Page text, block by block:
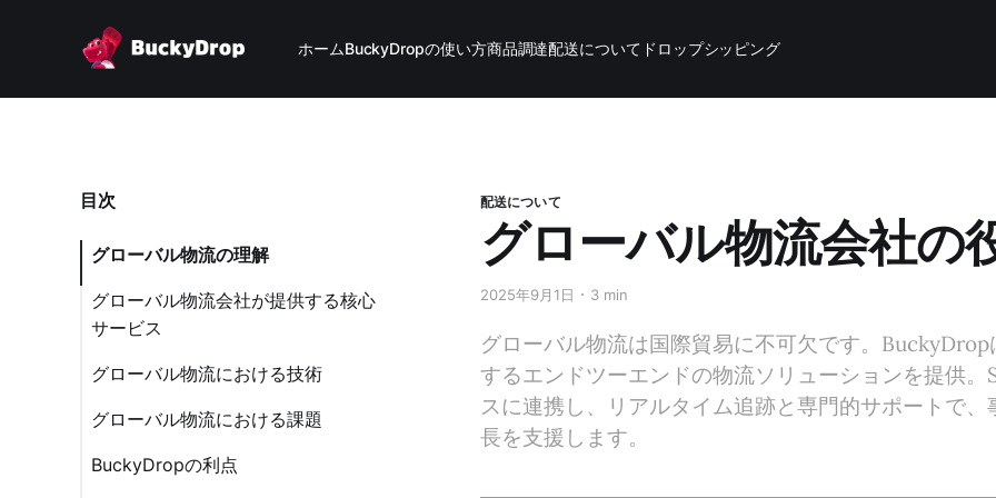
ホームBuckyDropの使い方商品調達配送について ドロップシッピング
目次
グローバル物流の理解
グローバル物流会社が提供する核心
サービス
グローバル物流における技術
グローバル物流における課題
BuckyDropの利点
配送について
グローバル物流会社の
2025年9月1日 3 min
グローバル物流は国際貿易に不可欠です。
するエンドツーエンドの物流ソリューションを提供
スに連携し、リアルタイム追跡と専門的サポートで
長を支援します。